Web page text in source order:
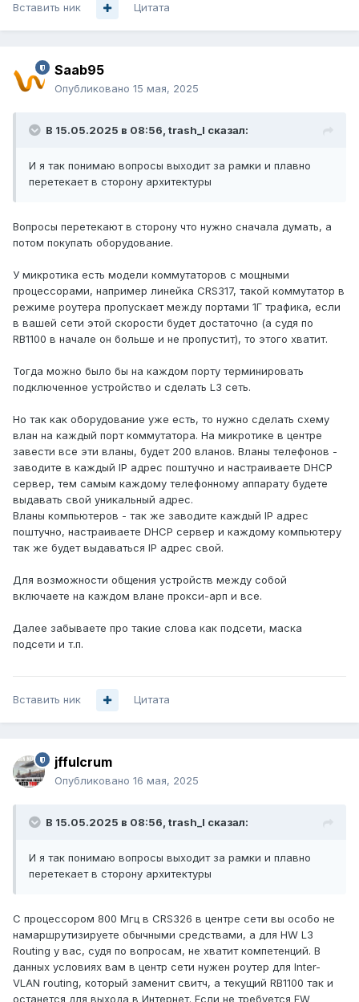
Вставить ник Цитата
Saab95
Опубликовано 15 мая, 2025
В 15.05.2025 в 08:56, trash_l сказал:
И я так понимаю вопросы выходит за рамки и плавно
перетекает в сторону архитектуры
Вопросы перетекают в сторону что нужно сначала думать, а
потом покупать оборудование.
У микротика есть модели коммутаторов с мощными
процессорами, например линейка CRS317, такой коммутатор в
режиме роутера пропускает между портами 1Г трафика, если
в вашей сети этой скорости будет достаточно (а судя по
RB1100 в начале он больше и не пропустит), то этого хватит.
Тогда можно было бы на каждом порту терминировать
подключенное устройство и сделать L3 сеть.
Но так как оборудование уже есть, то нужно сделать схему
влан на каждый порт коммутатора. На микротике в центре
завести все эти вланы, будет 200 вланов. Вланы телефонов -
заводите в каждый IP адрес поштучно и настраиваете DHCP
сервер, тем самым каждому телефонному аппарату будете
выдавать свой уникальный адрес.
Вланы компьютеров - так же заводите каждый IP адрес
поштучно, настраиваете DHCP сервер и каждому компьютеру
так же будет выдаваться IP адрес свой.
Для возможности общения устройств между собой
включаете на каждом влане прокси-арп и все.
Далее забываете про такие слова как подсети, маска
подсети и т.п.
Вставить ник Цитата
jffulcrum
Опубликовано 16 мая, 2025
В 15.05.2025 в 08:56, trash_l сказал:
И я так понимаю вопросы выходит за рамки и плавно
перетекает в сторону архитектуры
С процессором 800 Мгц в CRS326 в центре сети вы особо не
намаршрутизируете обычными средствами, а для HW L3
Routing у вас, судя по вопросам, не хватит компетенций. В
данных условиях вам в центр сети нужен роутер для Inter-
VLAN routing, который заменит свитч, а текущий RB1100 так и
останется для выхода в Интернет. Если не требуется FW